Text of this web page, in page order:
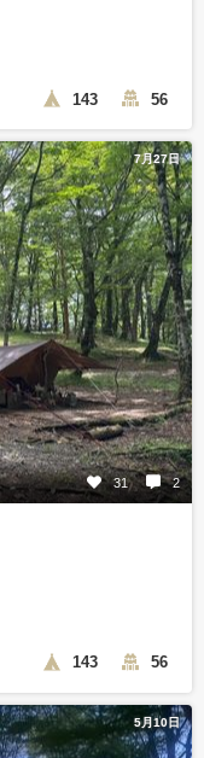
143 56
7月27日
31 2
143 56
5月10日